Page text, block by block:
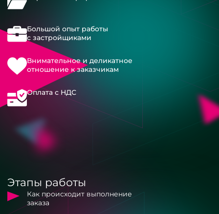
Большой опыт работы
с застройщиками
Внимательное и деликатное
отношение к заказчикам
Оплата с НДС
Этапы работы
Как происходит выполнение
заказа